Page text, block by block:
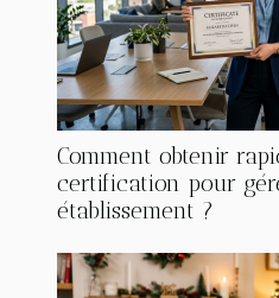
Comment obtenir
certification pour
établissement ?